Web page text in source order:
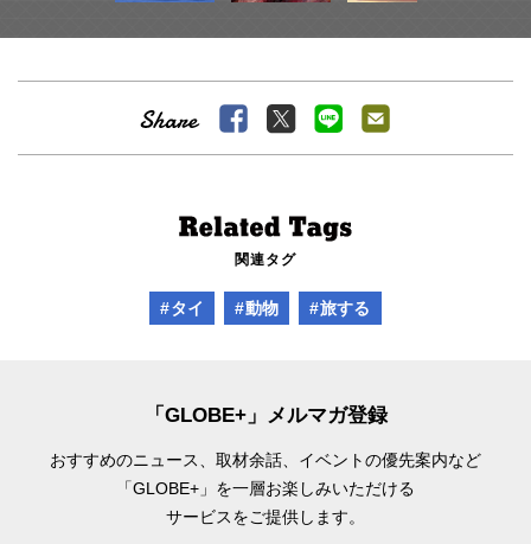
関連タグ
#タイ #動物 #旅する
「GLOBE+」メルマガ登録
おすすめのニュース、取材余話、 イベントの優先案内など
「GLOBE+」を一層お楽しみいただける
サービスをご提供します。